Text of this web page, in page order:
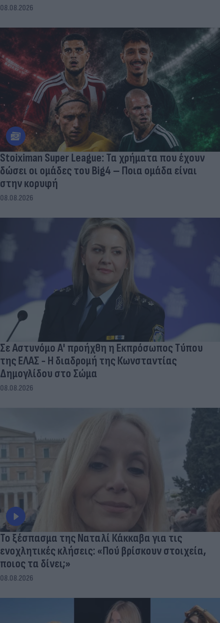
08.08.2026
Stoiximan Super League: Τα χρήματα που έχουν
δώσει οι ομάδες του Big4 – Ποια ομάδα είναι
στην κορυφή
08.08.2026
Σε Αστυνόμο Α' προήχθη η Εκπρόσωπος Τύπου
της ΕΛΑΣ - Η διαδρομή της Κωνσταντίας
Δημογλίδου στο Σώμα
08.08.2026
Το ξέσπασμα της Ναταλί Κάκκαβα για τις
ενοχλητικές κλήσεις: «Πού βρίσκουν στοιχεία,
ποιος τα δίνει;»
08.08.2026